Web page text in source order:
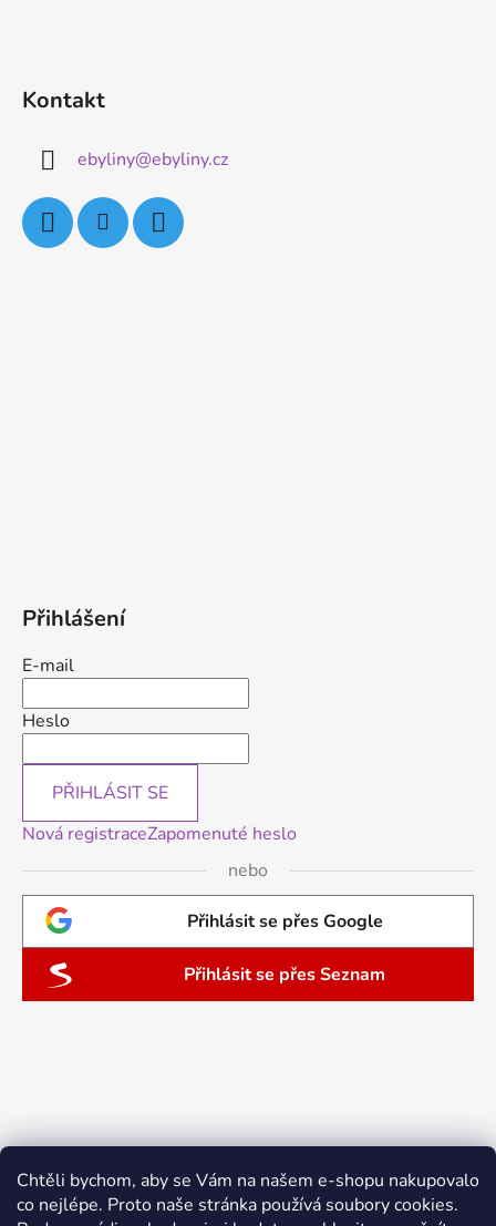
Chtěli bychom, aby se Vám na našem e-shopu nakupovalo
co nejlépe. Proto naše stránka používá soubory cookies.
Kontakt
ebyliny@ebyliny.cz
Přihlášení
E-mail
Heslo
PŘIHLÁSIT SE
Nová registraceZapomenuté heslo
nebo
Přihlásit se přes Google
Přihlásit se přes Seznam